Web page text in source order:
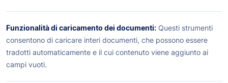
Funzionalità di caricamento dei documenti: Questi strumenti
consentono di caricare interi documenti, che possono essere
tradotti automaticamente e il cui contenuto viene aggiunto ai
campi vuoti.